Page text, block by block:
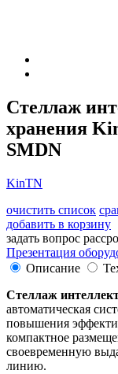
Стеллаж
хранения
SMDN
KinTN
очистить список
добавить в корзину
задать вопрос
Презентация
Описание
Стеллаж
автоматическая
повышения
компактное
своевременную
линию.